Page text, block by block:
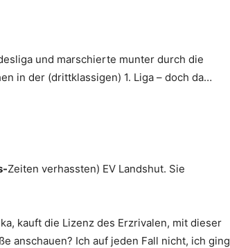
und marschierte munter durch die
in der (drittklassigen) 1. Liga – doch da…
Zeiten verhassten) EV Landshut. Sie
kauft die Lizenz des Erzrivalen, mit dieser
anschauen? Ich auf jeden Fall nicht, ich ging